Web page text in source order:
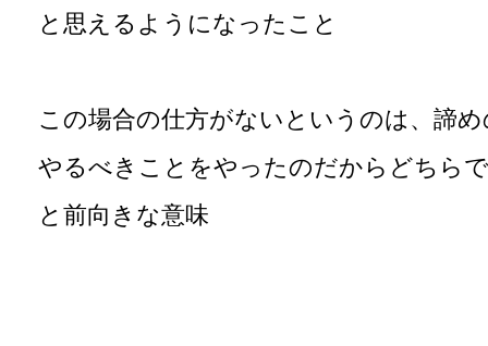
と思えるようになったこと
この場合の仕方がないというのは、諦
やるべきことをやったのだからどちら
と前向きな意味